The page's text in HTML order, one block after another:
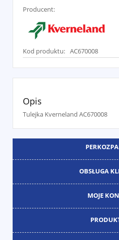
Producent:
Kod produktu: AC670008
Opis
Tulejka Kverneland AC670008
OBSŁUGA
MOJE